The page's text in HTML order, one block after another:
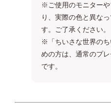
※ご使用のモニターや
り、実際の色と異な
す。ご了承ください。
※「ちいさな世界の
めの方は、通常のプ
です。